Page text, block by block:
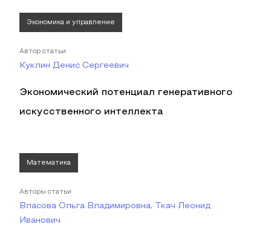
Экономика и управление
Автор статьи
Куклин Денис Сергеевич
Экономический потенциал генеративного
искусственного интеллекта
Математика
Авторы статьи
Власова Ольга Владимировна, Ткач Леонид
Иванович